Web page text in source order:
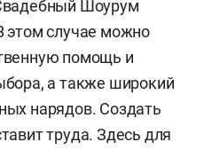
Шоурум
этом случае можно
помощь и
а также широкий
нарядов. Создать
труда. Здесь для